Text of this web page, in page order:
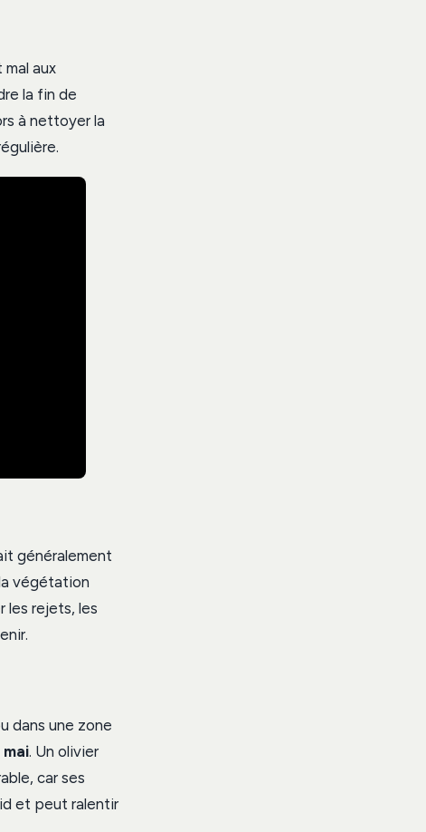
aux
la fin de
à nettoyer la
généralement
végétation
les rejets, les
dans une zone
mai. Un olivier
car ses
et peut ralentir